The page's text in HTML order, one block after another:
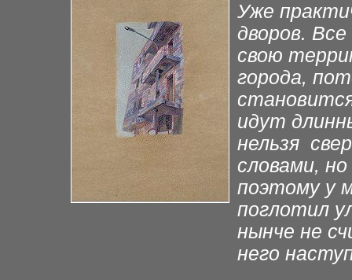
Уже
дворов. Все
свою
города,
идут
нельзя
словами,
поэтому у
поглотил
нынче не
него